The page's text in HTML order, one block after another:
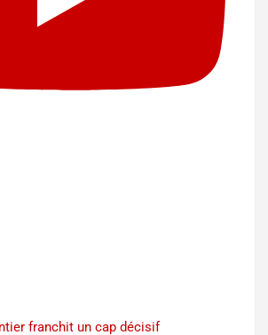
franchit un cap décisif